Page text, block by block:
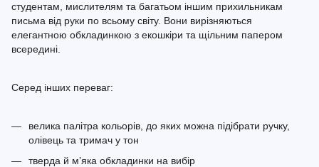
студентам, мислителям та багатьом іншим прихильникам
письма від руки по всьому світу. Вони вирізняються
елегантною обкладинкою з екошкіри та щільним папером
всередині.
Серед інших переваг:
велика палітра кольорів, до яких можна підібрати ручку,
олівець та тримач у тон
тверда й м’яка обкладинки на вибір